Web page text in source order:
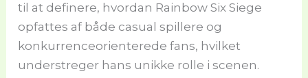
til at definere, hvordan Rainbow Six Siege
opfattes af både casual spillere og
konkurrenceorienterede fans, hvilket
understreger hans unikke rolle i scenen.